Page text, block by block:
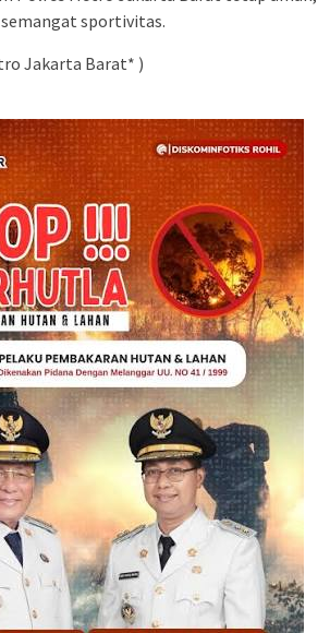
sportivitas.
Jakarta Barat* )